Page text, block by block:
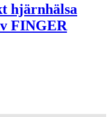
hjärnhälsa
FINGER